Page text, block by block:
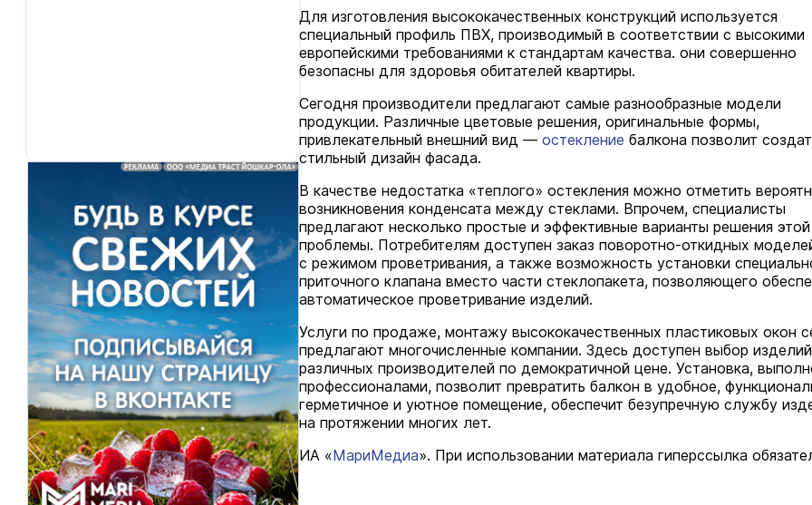
Для изготовления высококачественных конструкций используется
специальный профиль ПВХ, производимый в соответствии с высокими
европейскими требованиями к стандартам качества. они совершенно
безопасны для здоровья обитателей квартиры.
Сегодня производители предлагают самые разнообразные модели
продукции. Различные цветовые решения, оригинальные формы,
привлекательный внешний вид — остекление балкона позволит
стильный дизайн фасада.
В качестве недостатка «теплого» остекления можно отметить
возникновения конденсата между стеклами. Впрочем, специалисты
предлагают несколько простые и эффективные варианты решения этой
проблемы. Потребителям доступен заказ поворотно-откидных
с режимом проветривания, а также возможность установки
приточного клапана вместо части стеклопакета, позволяющего
автоматическое проветривание изделий.
Услуги по продаже, монтажу высококачественных пластиковых окон
предлагают многочисленные компании. Здесь доступен выбор изделий
различных производителей по демократичной цене. Установка,
профессионалами, позволит превратить балкон в удобное,
герметичное и уютное помещение, обеспечит безупречную службу
на протяжении многих лет.
ИА «МариМедиа». При использовании материала гиперссылка